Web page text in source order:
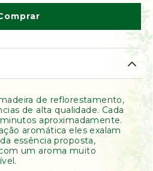
de reflorestamento,
de alta qualidade. Cada
aproximadamente.
aromática eles exalam
essência proposta,
um aroma muito